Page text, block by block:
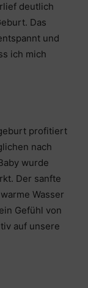
deutlich
Das
und
ich mich
profitiert
nach
wurde
Der sanfte
Wasser
Gefühl von
auf unsere